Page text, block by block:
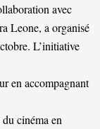
avec
Leone, a organisé
L’initiative
en accompagnant
cinéma en